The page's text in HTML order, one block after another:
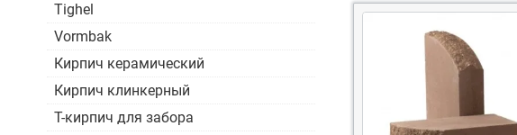
Tighel
Vormbak
Кирпич керамический
Кирпич клинкерный
Т-кирпич для забора